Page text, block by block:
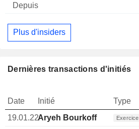
Plus d'insiders
Dernières transactions d'initiés
Date Initié Type
19.01.22Aryeh Bourkoff Exercice